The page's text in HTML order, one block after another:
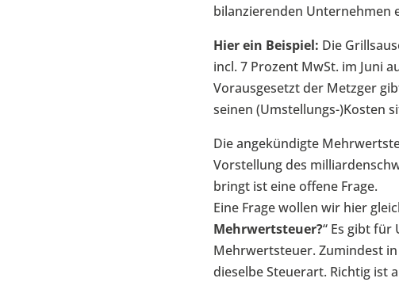
bilanzierenden Unternehmen
Hier ein Beispiel: Die
incl. 7 Prozent MwSt. im Juni
Vorausgesetzt der Metzger
seinen (Umstellungs-)Kosten
Die angekündigte
Vorstellung des
bringt ist eine offene Frage.
Eine Frage wollen wir hier
Mehrwertsteuer?“ Es gibt
Mehrwertsteuer. Zumindest
dieselbe Steuerart. Richtig ist